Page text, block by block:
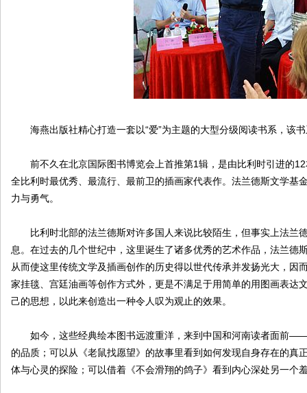
海燕出版社精心打造一套以“爱”为主题的大型分级阅读书系，该
前不久在北京国际图书博览会上首推第1辑，是由比利时引进的12
全比利时最优秀、最流行、最前卫的插画家代表作。法兰德斯文学基
力与勇气。
比利时北部的法兰德斯对许多国人来说比较陌生，但事实上法兰
息。在过去的几个世纪中，这里诞生了诸多优秀的艺术作品，法兰
从而使这里传统文学及插画创作的历史得以世代传承并发扬光大，
家挂毯、宫廷油画等创作方式外，更是不满足于用简单的用图画表
己的思想，以此来创造出一种令人叹为观止的效果。
如今，这些经典绘本图书远渡重洋，来到中国和河南读者面前——
的品质；可以从《老鼠找愿望》的故事里看到如何发现自身存在的
体与心灵的探险；可以借着《不会滑翔的鸽子》看到内心深处另一